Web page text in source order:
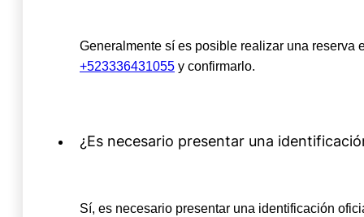
Generalmente sí es posible realizar una reserva
+523336431055 y confirmarlo.
¿Es necesario presentar una
Sí, es necesario presentar una identificación